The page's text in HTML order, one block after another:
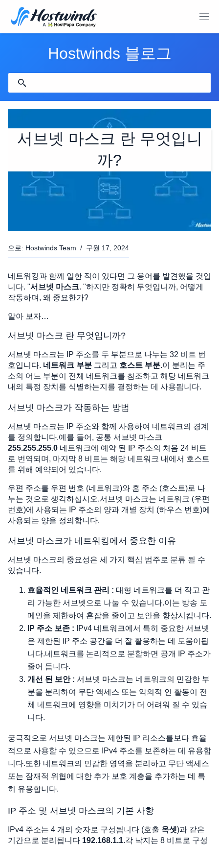
Hostwinds 블로그
서브넷 마스크 란 무엇입니
까?
으로: Hostwinds Team / 구월 17, 2024
네트워킹과 함께 일한 적이 있다면 그 용어를 발견했을 것입
니다. "서브넷 마스크. "하지만 정확히 무엇입니까, 어떻게
작동하며, 왜 중요한가?
알아 보자…
서브넷 마스크 란 무엇입니까?
서브넷 마스크는 IP 주소를 두 부분으로 나누는 32 비트 번
호입니다. 네트워크 부분 그리고 호스트 부분.이 분리는 주
소의 어느 부분이 전체 네트워크를 참조하고 해당 네트워크
내의 특정 장치를 식별하는지를 결정하는 데 사용됩니다.
서브넷 마스크가 작동하는 방법
서브넷 마스크는 IP 주소와 함께 사용하여 네트워크의 경계
를 정의합니다.예를 들어, 공통 서브넷 마스크
255.255.255.0 네트워크에 예약 된 IP 주소의 처음 24 비트
로 번역되며, 마지막 8 비트는 해당 네트워크 내에서 호스트
를 위해 예약되어 있습니다.
우편 주소를 우편 번호 (네트워크)와 홈 주소 (호스트)로 나
누는 것으로 생각하십시오.서브넷 마스크는 네트워크 (우편
번호)에 사용되는 IP 주소의 양과 개별 장치 (하우스 번호)에
사용되는 양을 정의합니다.
서브넷 마스크가 네트워킹에서 중요한 이유
서브넷 마스크의 중요성은 세 가지 핵심 범주로 분류 될 수
있습니다.
효율적인 네트워크 관리 : 대형 네트워크를 더 작고 관
리 가능한 서브넷으로 나눌 수 있습니다.이는 방송 도
메인을 제한하여 혼잡을 줄이고 보안을 향상시킵니다.
IP 주소 보존 : IPv4 네트워크에서 특히 중요한 서브넷
은 제한된 IP 주소 공간을 더 잘 활용하는 데 도움이됩
니다.네트워크를 논리적으로 분할하면 공개 IP 주소가
줄어 듭니다.
개선 된 보안 : 서브넷 마스크는 네트워크의 민감한 부
분을 분리하여 무단 액세스 또는 악의적 인 활동이 전
체 네트워크에 영향을 미치기가 더 어려워 질 수 있습
니다.
궁극적으로 서브넷 마스크는 제한된 IP 리소스를보다 효율
적으로 사용할 수 있으므로 IPv4 주소를 보존하는 데 유용합
니다.또한 네트워크의 민감한 영역을 분리하고 무단 액세스
또는 잠재적 위협에 대한 추가 보호 계층을 추가하는 데 특
히 유용합니다.
IP 주소 및 서브넷 마스크의 기본 사항
IPv4 주소는 4 개의 숫자로 구성됩니다 (호출 옥셋)과 같은
기간으로 분리됩니다 192.168.1.1.각 낙지는 8 비트로 구성